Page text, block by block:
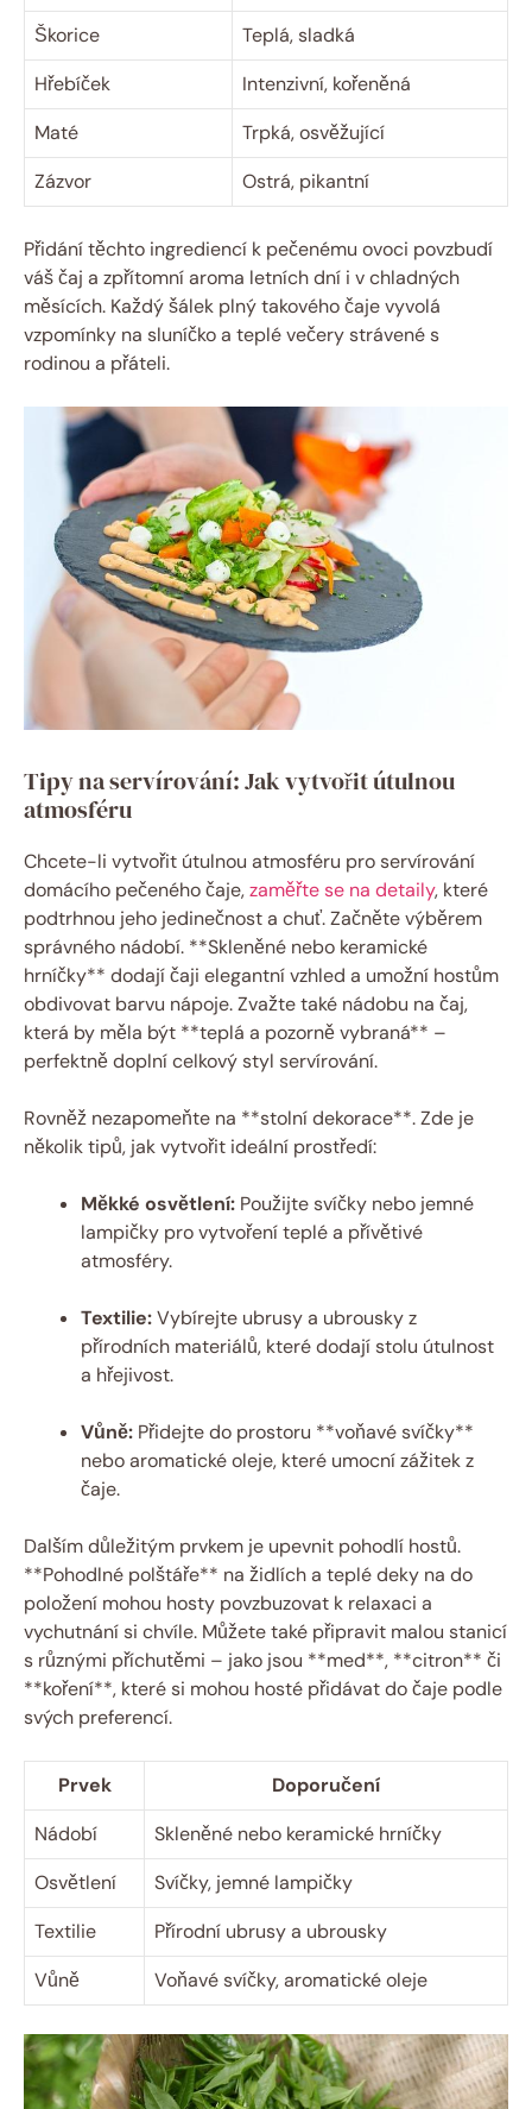
Škorice
Teplá, sladká
Hřebíček
Intenzivní, kořeněná
Maté
Trpká, osvěžující
Zázvor
Ostrá, pikantní
Přidání těchto ingrediencí k pečenému ovoci povzbudí
váš čaj a zpřítomní aroma letních dní i v chladných
měsících. Každý šálek plný takového čaje vyvolá
vzpomínky na sluníčko a teplé večery strávené s
rodinou a přáteli.
Tipy na servírování: Jak vytvořit útulnou
atmosféru
Chcete-li vytvořit útulnou atmosféru pro servírování
domácího pečeného čaje,zaměřte se na detaily, které
podtrhnou jeho jedinečnost a chuť. Začněte výběrem
správného nádobí. **Skleněné nebo keramické
hrníčky** dodají čaji elegantní vzhled a umožní hostům
obdivovat barvu nápoje. Zvažte také nádobu na čaj,
která by měla být **teplá a pozorně vybraná** –
perfektně doplní celkový styl servírování.
Rovněž nezapomeňte na **stolní dekorace**. Zde je
několik tipů, jak vytvořit ideální prostředí:
Měkké osvětlení: Použijte svíčky nebo jemné
lampičky pro vytvoření teplé a přívětivé
atmosféry.
Textilie:Vybírejte ubrusy a ubrousky z
přírodních materiálů, které dodají stolu útulnost
a hřejivost.
Vůně: Přidejte do prostoru **voňavé svíčky**
nebo aromatické oleje, které umocní zážitek z
čaje.
Dalším důležitým prvkem je upevnit pohodlí hostů.
**Pohodlné polštáře** na židlích a teplé deky na do
položení mohou hosty povzbuzovat k relaxaci a
vychutnání si chvíle. Můžete také připravit malou stanicí
s různými příchutěmi – jako jsou **med**, **citron** či
**koření**, které si mohou hosté přidávat do čaje podle
svých preferencí.
Prvek
Doporučení
Nádobí
Skleněné nebo keramické hrníčky
Osvětlení
Svíčky, jemné lampičky
Textilie
Přírodní ubrusy a ubrousky
Vůně
Voňavé svíčky, aromatické oleje